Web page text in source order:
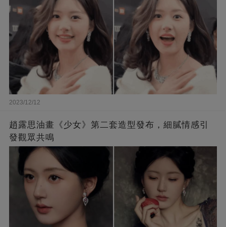
2023/12/12
趙露思油畫《少女》第二套造型發布，細膩情感引
發觀眾共鳴